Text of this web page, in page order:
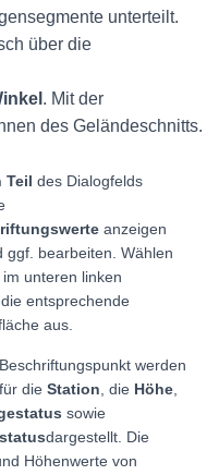
unterteilt.
über die
. Mit der
des Geländeschnitts.
Teil des Dialogfelds
anzeigen
ggf. bearbeiten. Wählen
unteren linken
entsprechende
aus.
werden
die Station , die Höhe
sowie
dargestellt. Die
Höhenwerte von